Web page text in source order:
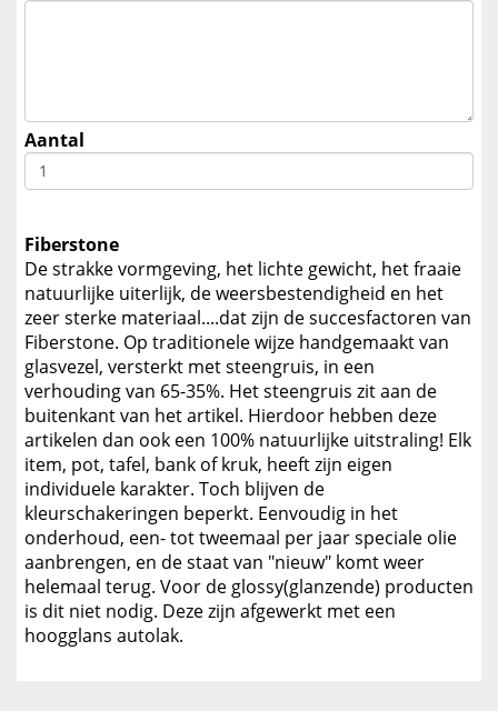
Aantal
Fiberstone
De strakke vormgeving, het lichte gewicht, het fraaie
natuurlijke uiterlijk, de weersbestendigheid en het
zeer sterke materiaal....dat zijn de succesfactoren van
Fiberstone. Op traditionele wijze handgemaakt van
glasvezel, versterkt met steengruis, in een
verhouding van 65-35%. Het steengruis zit aan de
buitenkant van het artikel. Hierdoor hebben deze
artikelen dan ook een 100% natuurlijke uitstraling! Elk
item, pot, tafel, bank of kruk, heeft zijn eigen
individuele karakter. Toch blijven de
kleurschakeringen beperkt. Eenvoudig in het
onderhoud, een- tot tweemaal per jaar speciale olie
aanbrengen, en de staat van "nieuw" komt weer
helemaal terug. Voor de glossy(glanzende) producten
is dit niet nodig. Deze zijn afgewerkt met een
hoogglans autolak.